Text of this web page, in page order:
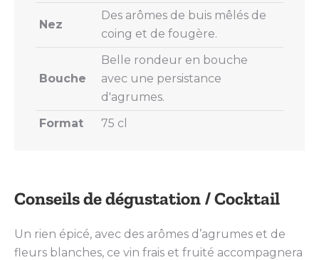
Conseils de dégustation / Cocktail
Un rien épicé, avec des arômes d’agrumes et de
fleurs blanches, ce vin frais et fruité accompagnera
Nez
Des arômes de buis mêlés de
coing et de fougère.
Bouche
Belle rondeur en bouche
avec une persistance
d'agrumes.
Format
75 cl